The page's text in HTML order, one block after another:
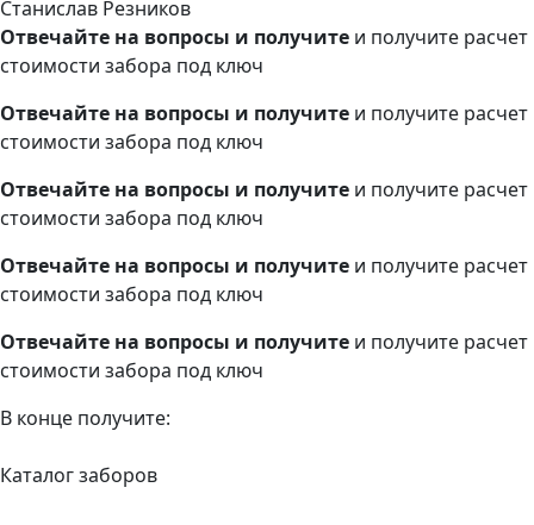
Станислав Резников
Отвечайте на вопросы и получите и получите расчет
стоимости забора под ключ
Отвечайте на вопросы и получите и получите расчет
стоимости забора под ключ
Отвечайте на вопросы и получите и получите расчет
стоимости забора под ключ
Отвечайте на вопросы и получите и получите расчет
стоимости забора под ключ
Отвечайте на вопросы и получите и получите расчет
стоимости забора под ключ
В конце получите:
Каталог заборов